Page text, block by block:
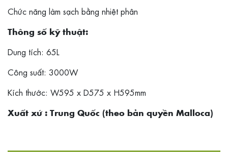
Chức năng làm sạch bằng nhiệt phân
Thông số kỹ thuật:
Dung tích: 65L
Công suất: 3000W
Kích thước: W595 x D575 x H595mm
Xuất xứ : Trung Quốc (theo bản quyền Malloca)